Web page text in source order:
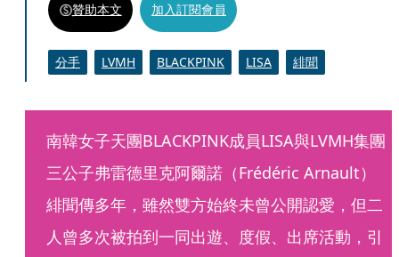
贊助本文 加入訂閱會員
分手 LVMH BLACKPINK LISA 緋聞
南韓女子天團BLACKPINK成員LISA與LVMH集團
三公子弗雷德里克阿爾諾（Frédéric Arnault）
緋聞傳多年，雖然雙方始終未曾公開認愛，但二
人曾多次被拍到一同出遊、度假、出席活動，引